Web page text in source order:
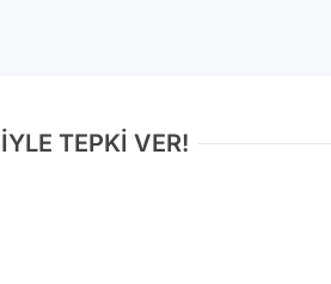
TEPKİ VER!